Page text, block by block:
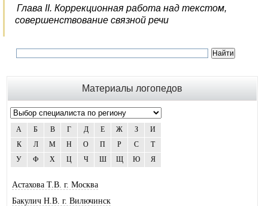
Глава II. Коррекционная работа над текстом,
совершенствование связной речи
Материалы логопедов
А Б В Г Д Е Ж З
И
К
Л М Н О П Р С
Т
У
Ф Х Ц Ч Ш Щ Ю Я
Астахова Т.В. г. Москва
Бакулич Н.В. г. Вилючинск